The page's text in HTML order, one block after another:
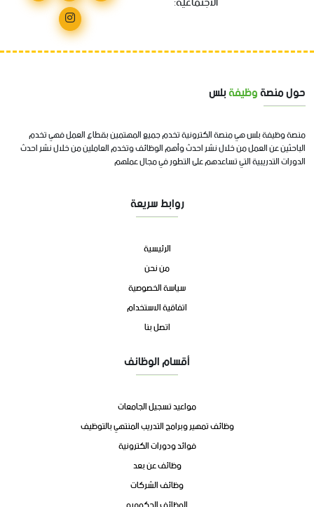
حول منصةوظيفةبلس
منصة وظيفة بلس هي منصة الكترونية تخدم جميع المهتمين بقطاع العمل فهي تخدم
الباحثين عن العمل من خلال نشر احدث وأهم الوظائف وتخدم العاملين من خلال نشر احدث
الدورات التدريبية التي تساعدهم على التطور في مجال عملهم
روابط سريعة
الرئيسية
من نحن
سياسة الخصوصية
اتفاقية الاستخدام
اتصل بنا
أقسام الوظائف
مواعيد تسجيل الجامعات
وظائف تمهير وبرامج التدريب المنتهي بالتوظيف
فوائد ودورات الكترونية
وظائف عن بعد
وظائف الشركات